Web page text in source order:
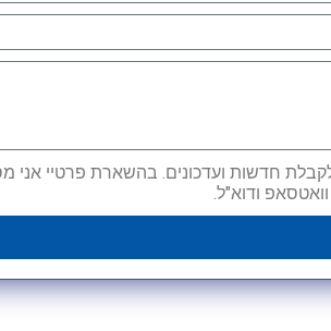
חדשות ועדכונים. בהשארת פרטיי אני
וואטסאפ ודוא"ל.